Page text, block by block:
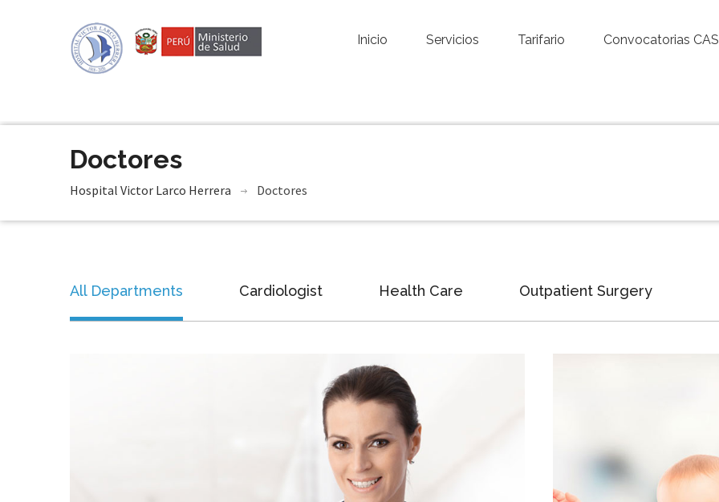
Inicio Servicios Tarifario Convocatorias CAS
Doctores
Hospital Victor Larco Herrera Doctores
All Departments Cardiologist Health Care Outpatient Surgery